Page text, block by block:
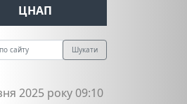
ЦНАП
Шукати
2025 року 09:10